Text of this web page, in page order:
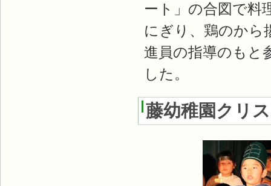
ート」の合図で料
にぎり、鶏のから
進員の指導のもと
した。
藤幼稚園クリ